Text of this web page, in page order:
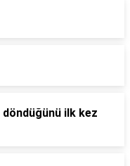
döndüğünü ilk kez